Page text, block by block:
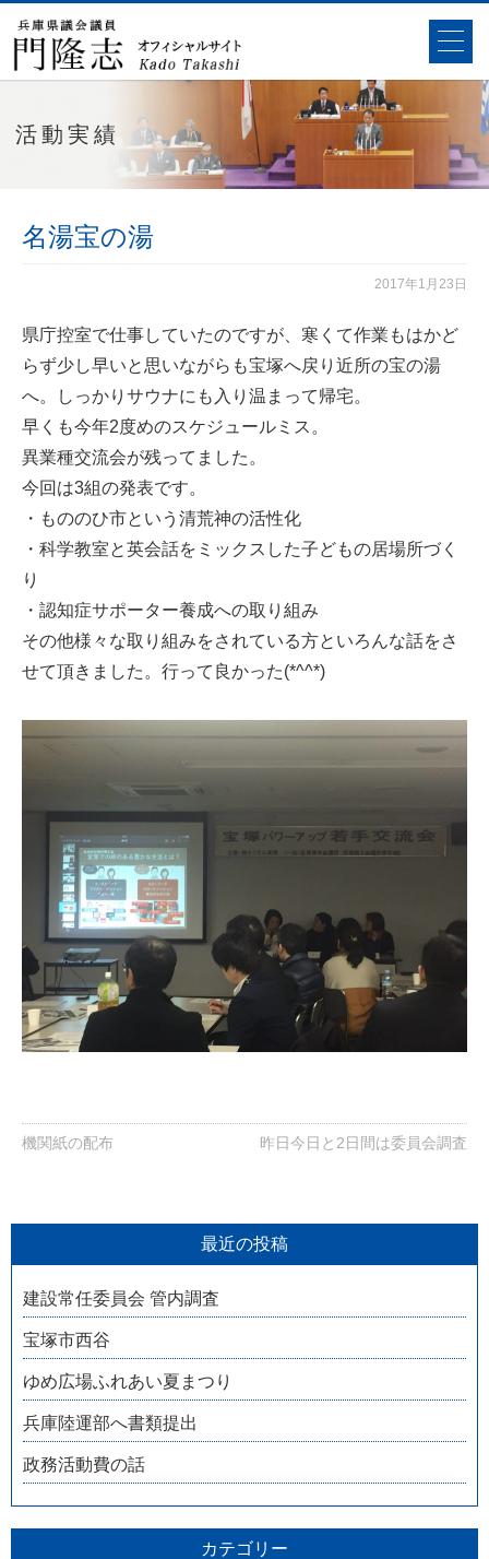
活動実績
名湯宝の湯
2017年1月23日
県庁控室で仕事していたのですが、寒くて作業もはかど
らず少し早いと思いながらも宝塚へ戻り近所の宝の湯
へ。しっかりサウナにも入り温まって帰宅。
早くも今年2度めのスケジュールミス。
異業種交流会が残ってました。
今回は3組の発表です。
・もののひ市という清荒神の活性化
・科学教室と英会話をミックスした子どもの居場所づく
り
・認知症サポーター養成への取り組み
その他様々な取り組みをされている方といろんな話をさ
せて頂きました。行って良かった(*^^*)
機関紙の配布 昨日今日と2日間は委員会調査
最近の投稿
建設常任委員会 管内調査
宝塚市西谷
ゆめ広場ふれあい夏まつり
兵庫陸運部へ書類提出
政務活動費の話
カテゴリー